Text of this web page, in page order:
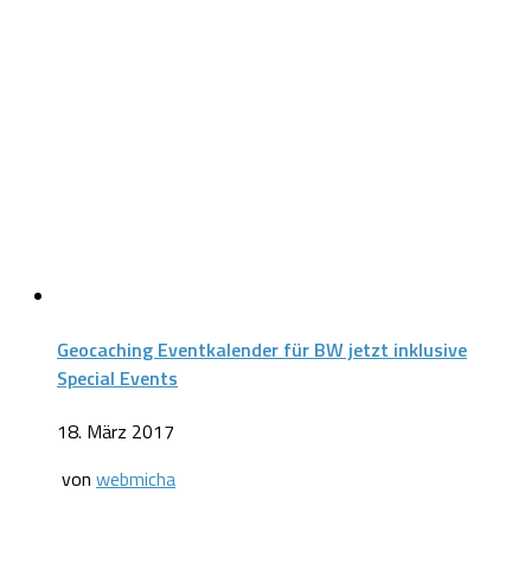
Geocaching Eventkalender für BW jetzt inklusive
Special Events
18. März 2017
von webmicha